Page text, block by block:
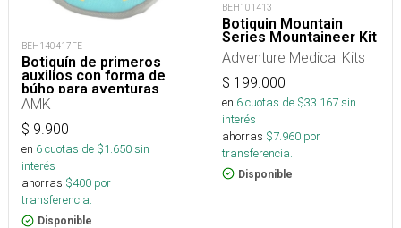
BEH140417FE
Botiquín de primeros
auxilios con forma de
búho para aventuras
en el jardín
AMK
$ 9.900
en 6cuotas de $1.650sin
interés
ahorras $400 por
transferencia.
Disponible
BEH101413
Botiquin Mountain
Series Mountaineer Kit
Adventure Medical Kits
$ 199.000
en 6cuotas de $33.167sin
interés
ahorras $7.960 por
transferencia.
Disponible